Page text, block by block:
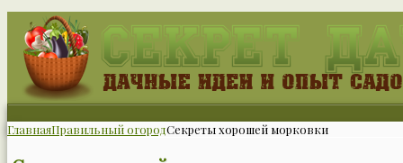
ГлавнаяПравильный огородСекреты хорошей морковки